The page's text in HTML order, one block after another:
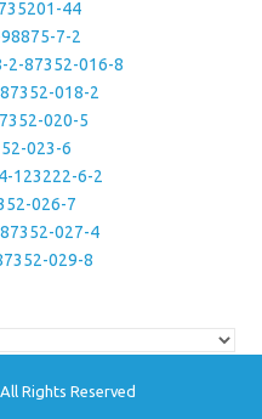
44
7-2
2-87352-016-8
018-2
020-5
023-6
123222-6-2
026-7
027-4
029-8
Rights Reserved